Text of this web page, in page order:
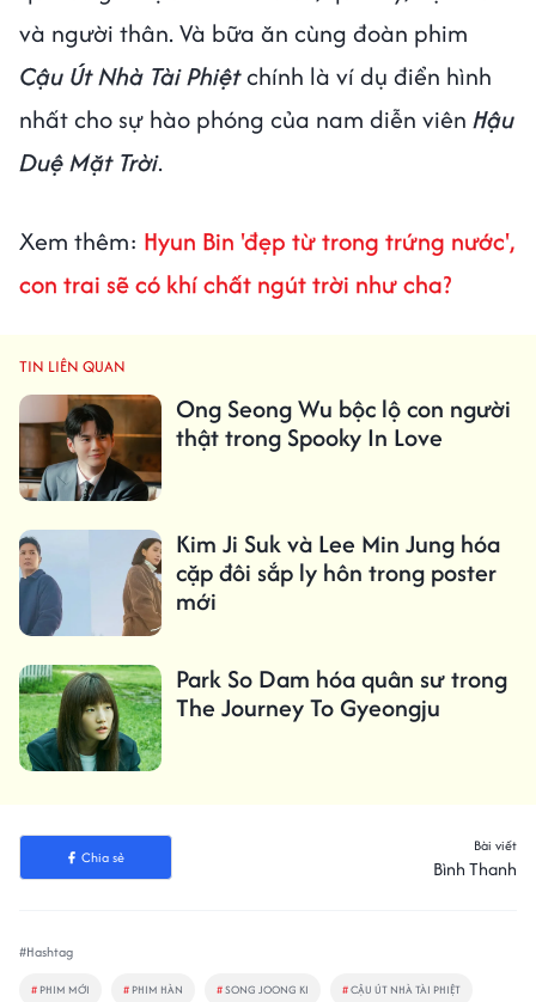
và người thân. Và bữa ăn cùng đoàn phim
Cậu Út Nhà Tài Phiệtchính là ví dụ điển hình
nhất cho sự hào phóng của nam diễn viên Hậu
Duệ Mặt Trời.
Xem thêm: Hyun Bin 'đẹp từ trong trứng nước',
con trai sẽ có khí chất ngút trời như cha?
TIN LIÊN QUAN
Ong Seong Wu bộc lộ con người
thật trong Spooky In Love
Kim Ji Suk và Lee Min Jung hóa
cặp đôi sắp ly hôn trong poster
mới
Park So Dam hóa quân sư trong
The Journey To Gyeongju
Chia sẻ
Bài viết
Bình Thanh
#Hashtag
# PHIM MỚI # PHIM HÀN #SONG JOONG KI #CẬU ÚT NHÀ TÀI PHIỆT